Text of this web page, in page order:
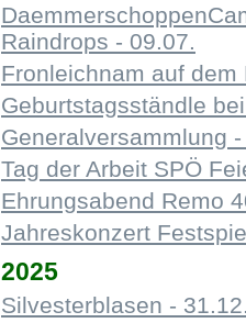
Raindrops - 09.07.
Fronleichnam auf
Geburtstagsständle
Generalversammlung
Tag der Arbeit SPÖ
Ehrungsabend Remo
Jahreskonzert
2025
Silvesterblasen -